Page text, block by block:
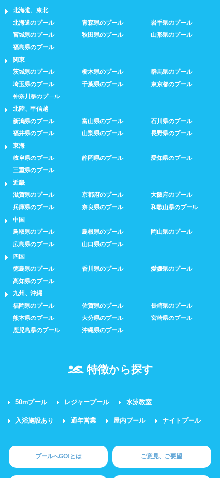
北海道、東北
北海道のプール
青森県のプール
岩手県のプール
宮城県のプール
秋田県のプール
山形県のプール
福島県のプール
関東
茨城県のプール
栃木県のプール
群馬県のプール
埼玉県のプール
千葉県のプール
東京都のプール
神奈川県のプール
北陸、甲信越
新潟県のプール
富山県のプール
石川県のプール
福井県のプール
山梨県のプール
長野県のプール
東海
岐阜県のプール
静岡県のプール
愛知県のプール
三重県のプール
近畿
滋賀県のプール
京都府のプール
大阪府のプール
兵庫県のプール
奈良県のプール
和歌山県のプール
中国
鳥取県のプール
島根県のプール
岡山県のプール
広島県のプール
山口県のプール
四国
徳島県のプール
香川県のプール
愛媛県のプール
高知県のプール
九州、沖縄
福岡県のプール
佐賀県のプール
長崎県のプール
熊本県のプール
大分県のプール
宮崎県のプール
鹿児島県のプール
沖縄県のプール
特徴から探す
50mプール レジャープール 水泳教室
入浴施設あり 通年営業 屋内プール ナイトプール
プールへGO!とは ご意見、ご要望